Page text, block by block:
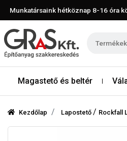
Munkatársaink hétköznap 8-16 óra
Magastető és beltér
Kezdőlap Lapostető / Rockfall